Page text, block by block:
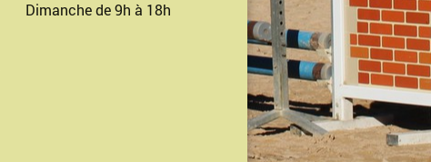
Dimanche de 9h à 18h